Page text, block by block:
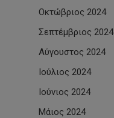
Οκτώβριος 2024
Σεπτέμβριος 2024
Αύγουστος 2024
Ιούλιος 2024
Ιούνιος 2024
Μάιος 2024